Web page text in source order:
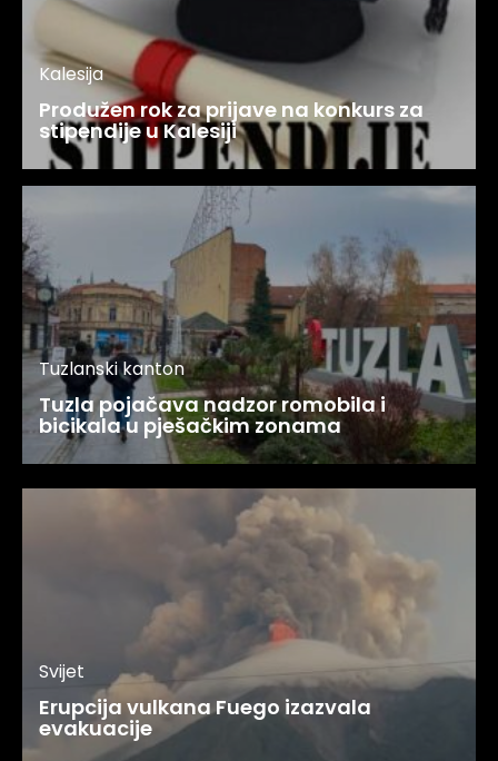
Kalesija
Produžen rok za prijave na konkurs za
stipendije u Kalesiji
Tuzlanski kanton
Tuzla pojačava nadzor romobila i
bicikala u pješačkim zonama
Svijet
Erupcija vulkana Fuego izazvala
evakuacije